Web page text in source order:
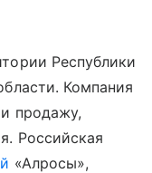
Республики
Компания
продажу,
Российская
«Алросы»,